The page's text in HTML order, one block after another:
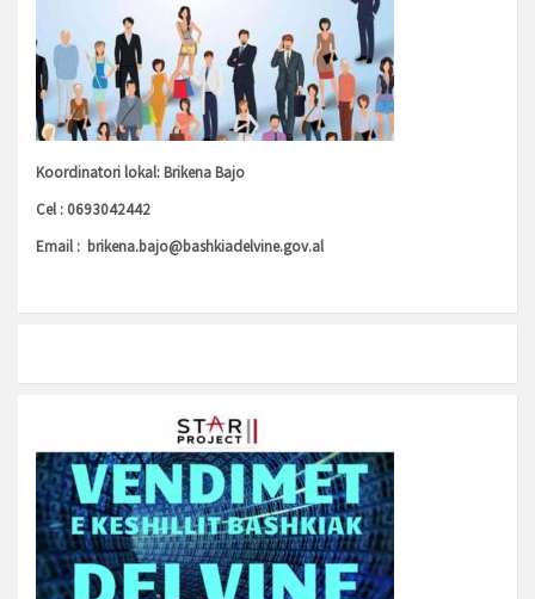
Koordinatori lokal: Brikena Bajo
Cel : 0693042442
Email : brikena.bajo@bashkiadelvine.gov.al